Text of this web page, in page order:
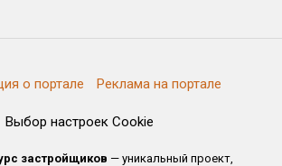
о портале Реклама на портале
Выбор настроек Cookie
застройщиков — уникальный проект,